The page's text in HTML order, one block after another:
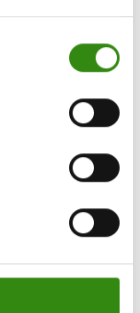
oikeastaan
joka
– hae